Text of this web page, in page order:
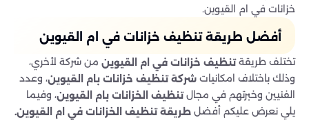
خزانات في ام القيوين.
أفضل طريقة تنظيف خزانات في ام القيوين
تختلف طريقةتنظيف خزانات في ام القيوين من شركة لأخري،
وذلك باختلاف امكانيات شركة تنظيف خزانات بام القيوين، وعدد
الفنيين وخبرتهم في مجالتنظيف الخزانات بام القيوين، وفيما
يلي نعرض عليكم أفضل طريقة تنظيف الخزانات في ام القيوين.